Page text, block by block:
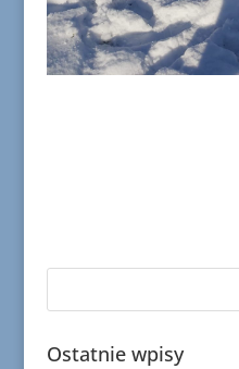
Ostatnie wpisy